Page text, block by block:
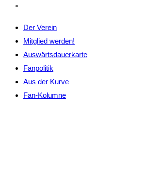
Der Verein
Mitglied werden!
Auswärtsdauerkarte
Fanpolitik
Aus der Kurve
Fan-Kolumne